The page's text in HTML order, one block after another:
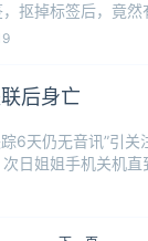
抠掉标签后，竟
后身亡
6天仍无音讯”引
日姐姐手机关机